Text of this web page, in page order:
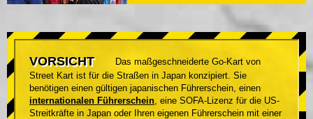
VORSICHT
Das maßgeschneiderte Go-Kart von
Street Kart ist für die Straßen in Japan konzipiert. Sie
benötigen einen gültigen japanischen Führerschein, einen
internationalen Führerschein , eine SOFA-Lizenz für die US-
Streitkräfte in Japan oder Ihren eigenen Führerschein mit einer